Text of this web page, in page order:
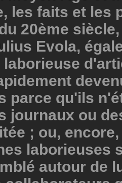
les faits et les
20ème
Evola,
laborieuse
parce qu'ils
journaux ou
; ou,
laborieuses
autour de